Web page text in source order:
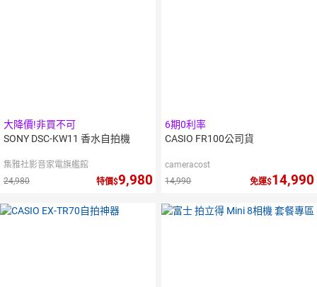
大降價!非買不可
SONY DSC-KW11 香水自拍機
集雅社影音家電旗艦館
24,980
特價 9,980
6期0利率
CASIO FR100公司貨
cameracost
14,990
免運 14,990